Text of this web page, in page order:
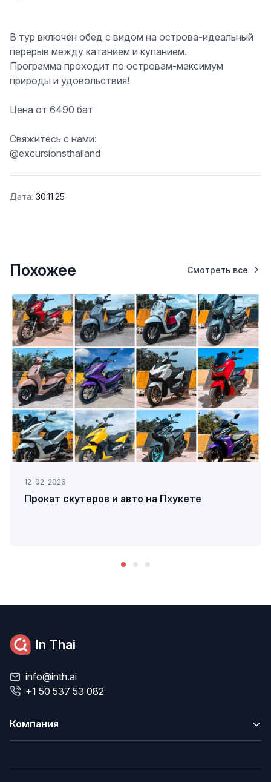
В тур включён обед с видом на острова-идеальный
перерыв между катанием и купанием.
Программа проходит по островам-максимум
природы и удовольствия!
Цена от 6490 бат
Свяжитесь с нами:
@excursionsthailand
Дата: 30.11.25
Похожее Смотреть все
12-02-2026
Прокат скутеров и авто на Пхукете
In Thai
info@inth.ai
+1 50 537 53 082
Компания